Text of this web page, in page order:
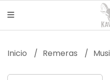
Inicio Remeras